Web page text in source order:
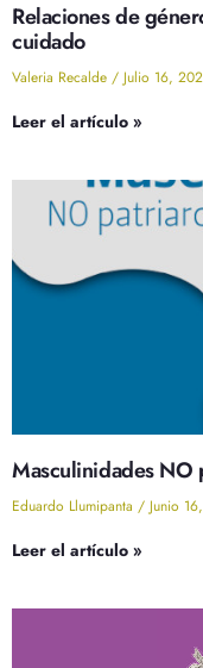
Relaciones de
cuidado
Valeria Recalde Julio 16,
Leer el artículo »
Masculinidades NO
Eduardo Llumipanta Junio
Leer el artículo »